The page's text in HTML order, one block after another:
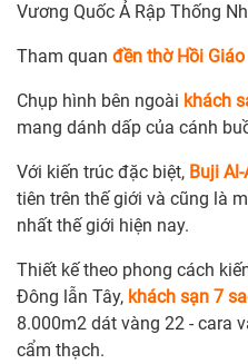
Vương Quốc Ả Rập Thống
Tham quan đền thờ Hồi
Chụp hình bên ngoài khách
mang dánh dấp của cánh
Với kiến trúc đặc biệt, Buji
tiên trên thế giới và cũng là
nhất thế giới hiện nay.
Thiết kế theo phong cách
Đông lẫn Tây, khách sạn 7
8.000m2 dát vàng 22 - cara
cẩm thạch.